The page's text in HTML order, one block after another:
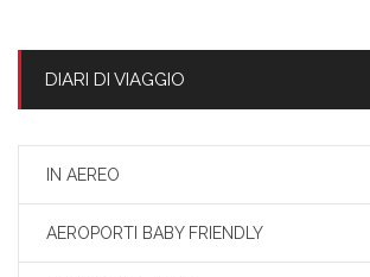
DIARI DI VIAGGIO
IN AEREO
AEROPORTI BABY FRIENDLY